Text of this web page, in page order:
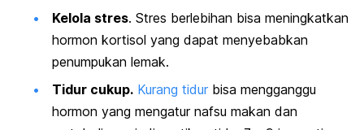
Kelola stres. Stres berlebihan bisa meningkatkan
hormon kortisol yang dapat menyebabkan
penumpukan lemak.
Tidur cukup. Kurang tidur bisa mengganggu
hormon yang mengatur nafsu makan dan